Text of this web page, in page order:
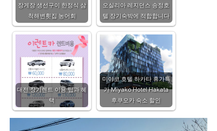
장게장 생선구이 한정식 삼
척해변횟집 농어회
오실리아 레지던스 송정호
텔 장기숙박에 적합합니다
대전 장기렌트 이용 팁과 혜
택
미야코 호텔 하카타 휴가특
가 Miyako Hotel Hakata
후쿠오카 숙소 할인